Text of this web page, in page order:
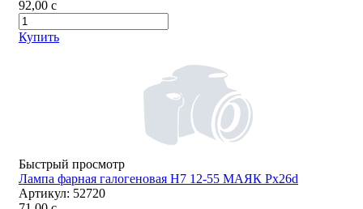
92,00 c
Купить
Быстрый просмотр
Лампа фарная галогеновая Н7 12-55 МАЯК Px26d
Артикул: 52720